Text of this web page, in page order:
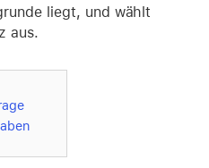
liegt, und wählt
aus.